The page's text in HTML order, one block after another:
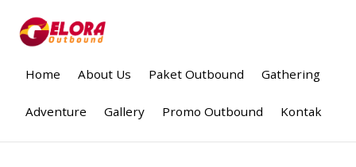
Home About Us Paket Outbound Gathering
Adventure Gallery Promo Outbound Kontak